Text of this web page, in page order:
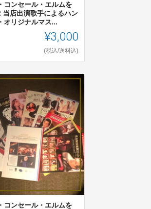
コンセール・エルムを
当店出演歌手によるハン
オリジナルマス...
¥3,000
(税込/送料込)
コンセール・エルムを